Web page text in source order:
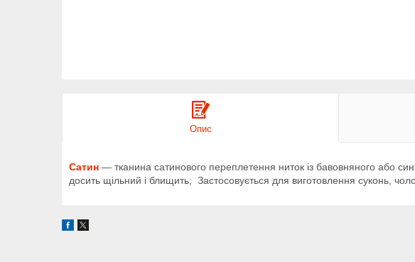
Опис
Сатин — тканина сатинового переплетення ниток із бавовняного або
досить щільний і блищить; Застосовується для виготовлення суконь,